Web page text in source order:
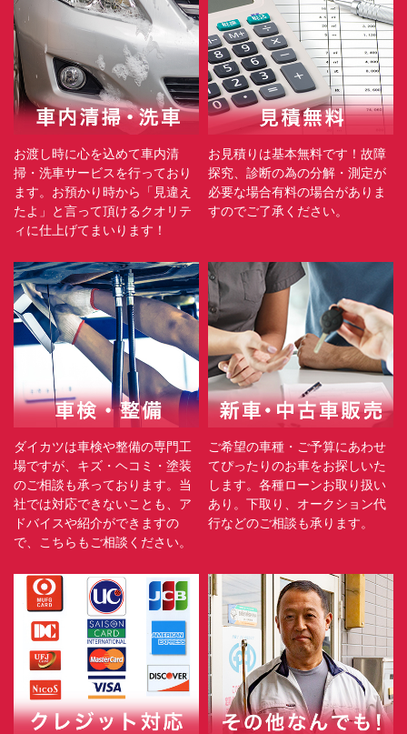
お渡し時に心を込めて車内清
掃・洗車サービスを行っており
ます。お預かり時から「見違え
たよ」と言って頂けるクオリテ
ィに仕上げてまいります！
お見積りは基本無料です！故障
探究、診断の為の分解・測定が
必要な場合有料の場合がありま
すのでご了承ください。
ダイカツは車検や整備の専門工
場ですが、キズ・ヘコミ・塗装
のご相談も承っております。当
社では対応できないことも、ア
ドバイスや紹介ができますの
で、こちらもご相談ください。
ご希望の車種・ご予算にあわせ
てぴったりのお車をお探しいた
します。各種ローンお取り扱い
あり。下取り、オークション代
行などのご相談も承ります。